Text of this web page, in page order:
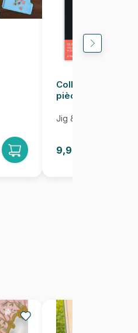
Colle pour Puzzle
pièces
Jig & Puz
9,95€